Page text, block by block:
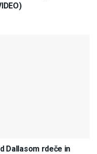
Dallasom rdeče in